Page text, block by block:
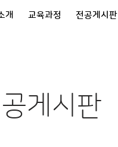
개 교육과정 전공게시판
게시판